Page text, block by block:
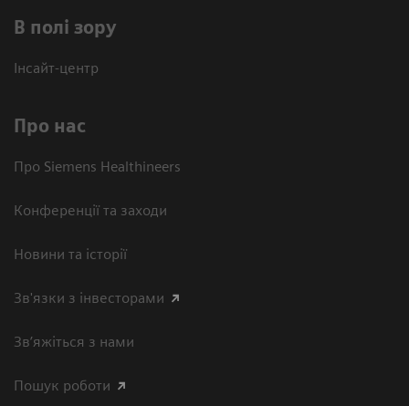
В полі зору
Інсайт-центр
Про нас
Про Siemens Healthineers
Конференції та заходи
Новини та історії
Зв'язки з інвесторами
Зв’яжіться з нами
Пошук роботи